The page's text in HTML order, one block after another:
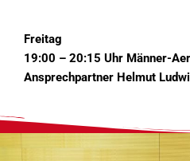
Freitag
19:00 – 20:15 Uhr Männer-
Ansprechpartner Helmut